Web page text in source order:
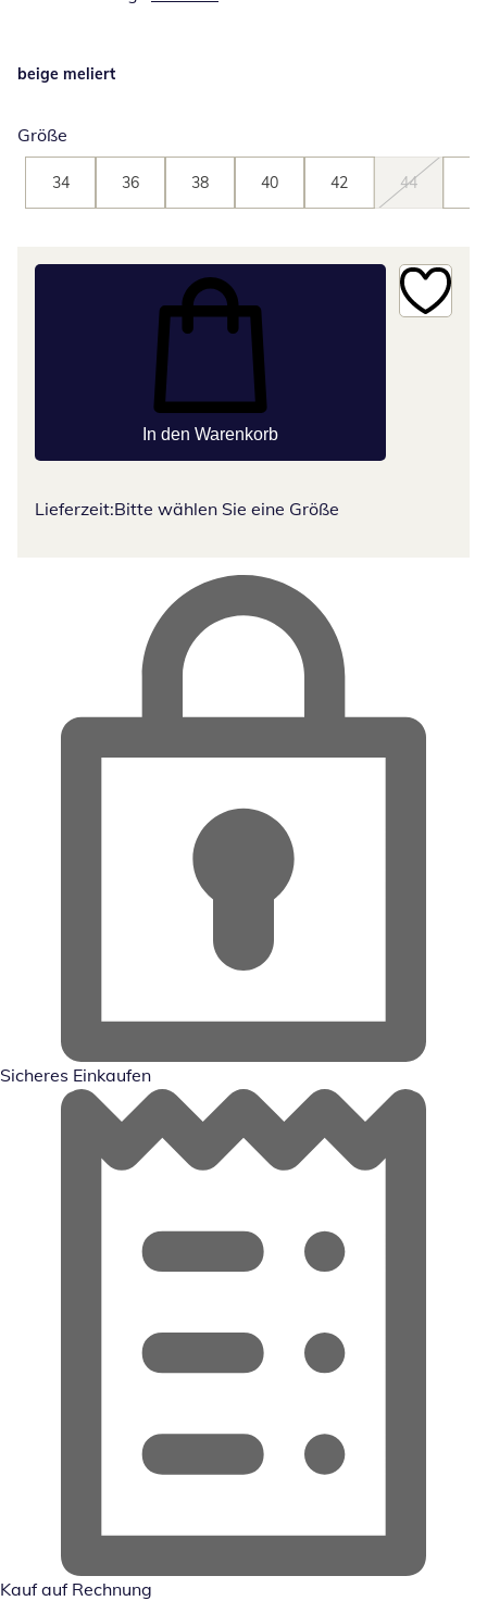
beige meliert
Größe
34 36 38 40 42 44
In den Warenkorb
Lieferzeit:Bitte wählen Sie eine Größe
Sicheres Einkaufen
Kauf auf Rechnung